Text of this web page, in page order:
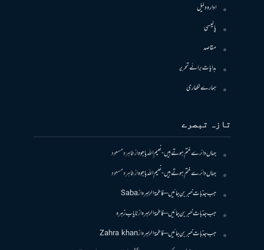
ادارہ دلیل
پالیسی
مقاصد
ہدایات برائے تحریر
ہمارے لکھاری
تازہ تبصرے
جہاں دائرے ختم ہوتے ہیں- نعیم اللہ باجوہازطاہرہ مسعود
جہاں دائرے ختم ہوتے ہیں- نعیم اللہ باجوہازطاہرہ مسعود
جب جذبات خبر بن جائیں – فاطمۃالزہرہازSaba
جب جذبات خبر بن جائیں – فاطمۃالزہرہازنایاب زہرہ
جب جذبات خبر بن جائیں – فاطمۃالزہرہازZahra khan